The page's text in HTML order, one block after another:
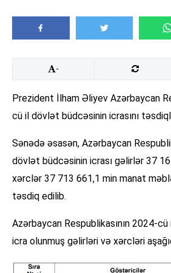
-
Prezident İlham Əliyev Azərbaycan
cü il dövlət büdcəsinin icrasını
Sənədə əsasən, Azərbaycan
dövlət büdcəsinin icrası gəlirlər 37
xərclər 37 713 661,1 min manat
təsdiq edilib.
Azərbaycan Respublikasının 2024-
icra olunmuş gəlirləri və xərcləri